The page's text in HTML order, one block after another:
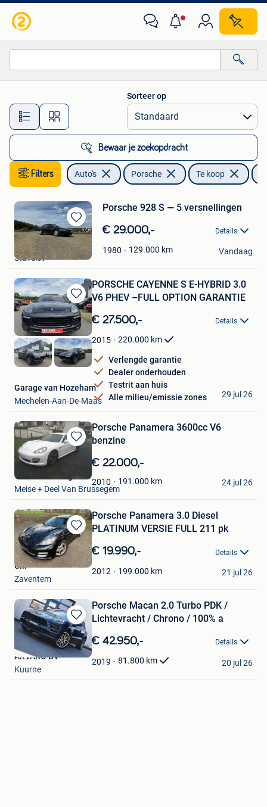
Alle afstanden…
Sorteer op
Bewaar je zoekopdracht
Filters Auto's Porsche Te koop
Bewaren
in
Mijn
Favorieten
Porsche 928 S — 5 versnellingen
€ 29.000,- Details
1980 129.000 km
Steve colinet
Stavelot
Vandaag
Bewaren
in
Mijn
Favorieten
PORSCHE CAYENNE S E-HYBRID 3.0
V6 PHEV –FULL OPTION GARANTIE
€ 27.500,- Details
2015 220.000 km
Verlengde garantie
Dealer onderhouden
Testrit aan huis
Alle milieu/emissie zones
Garage van Hozeham
Mechelen-Aan-De-Maas
29 jul 26
Bewaren
in
Mijn
Favorieten
Porsche Panamera 3600cc V6
benzine
€ 22.000,-
2010 191.000 km
van caelenberg
Meise + Deel Van Brussegem
24 jul 26
Bewaren
in
Mijn
Favorieten
Porsche Panamera 3.0 Diesel
PLATINUM VERSIE FULL 211 pk
€ 19.990,- Details
2012 199.000 km
Clk
Zaventem
21 jul 26
Bewaren
in
Mijn
Favorieten
Porsche Macan 2.0 Turbo PDK /
Lichtevracht / Chrono / 100% a
€ 42.950,- Details
2019 81.800 km
ARVARO BV
Kuurne
20 jul 26